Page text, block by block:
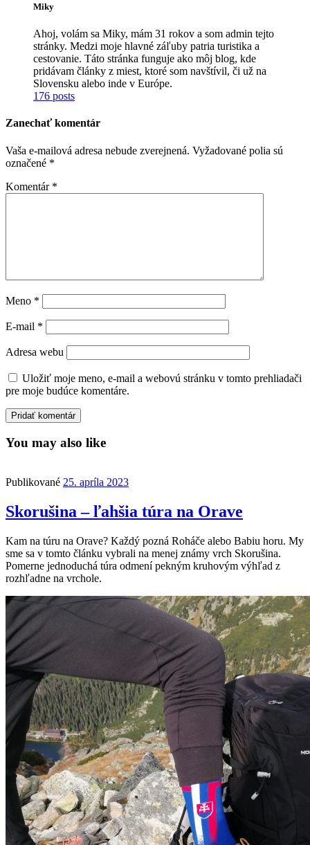
Miky
Ahoj, volám sa Miky, mám 31 rokov a som admin tejto
stránky. Medzi moje hlavné záľuby patria turistika a
cestovanie. Táto stránka funguje ako môj blog, kde
pridávam články z miest, ktoré som navštívil, či už na
Slovensku alebo inde v Európe.
176 posts
Zanechať komentár
Vaša e-mailová adresa nebude zverejnená. Vyžadované polia sú
označené *
Komentár *
Meno *
E-mail *
Adresa webu
Uložiť moje meno, e-mail a webovú stránku v tomto prehliadači
pre moje budúce komentáre.
You may also like
Publikované 25. apríla 2023
Skorušina – ľahšia túra na Orave
Kam na túru na Orave? Každý pozná Roháče alebo Babiu horu. My
sme sa v tomto článku vybrali na menej známy vrch Skorušina.
Pomerne jednoduchá túra odmení pekným kruhovým výhľad z
rozhľadne na vrchole.